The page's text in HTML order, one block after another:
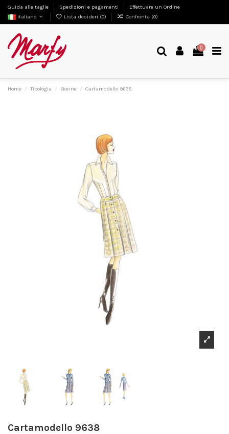
Guida alle taglie Spedizioni e pagamenti
Effettuare un Ordine
Italiano
Lista desideri (0) Confronta (0)
0
Home Tipologia Gonne Cartamodello 9638
Cartamodello 9638